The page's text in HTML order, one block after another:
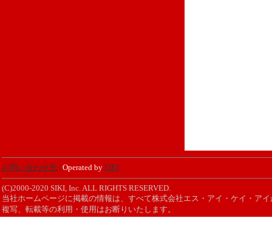
お問い合わせ先 Operated by SIKI
(C)2000-2020 SIKI, Inc. ALL RIGHTS RESERVED.
当社ホームページに掲載の情報は、すべて株式会社エス・アイ・ケイ・ア
複写、転載等の利用・使用はお断りいたします。